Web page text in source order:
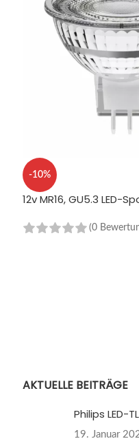
-10%
12v MR16, GU5.3 LED-
(0
AKTUELLE BEITRÄGE
Philips LED-
19. Januar